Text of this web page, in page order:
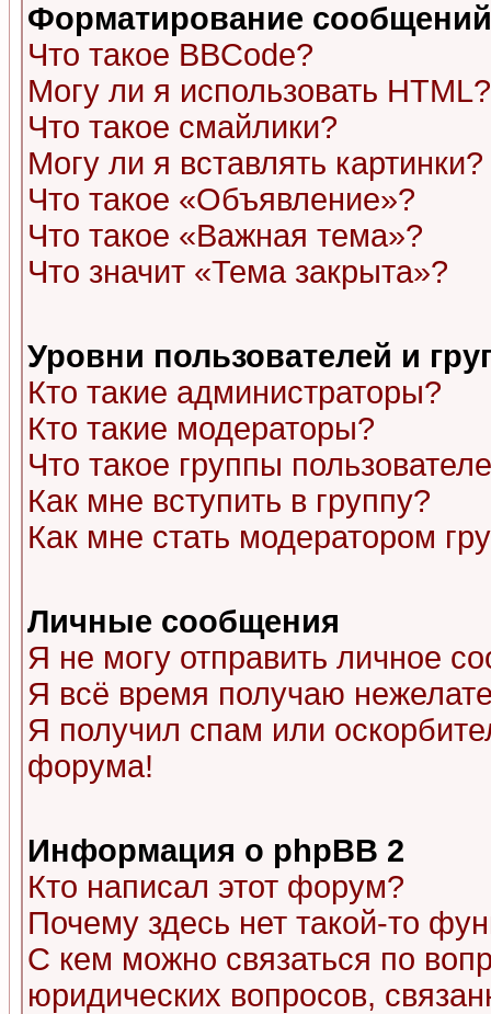
Форматирование
Что такое BBCode?
Могу ли я использовать HTML?
Что такое смайлики?
Могу ли я вставлять картинки?
Что такое «Объявление»?
Что такое «Важная тема»?
Что значит «Тема закрыта»?
Уровни пользователей и
Кто такие администраторы?
Кто такие модераторы?
Что такое группы
Как мне вступить в группу?
Как мне стать модератором
Личные сообщения
Я не могу отправить личное
Я всё время получаю
Я получил спам или
форума!
Информация о phpBB 2
Кто написал этот форум?
Почему здесь нет такой-то
С кем можно связаться по
юридических вопросов,